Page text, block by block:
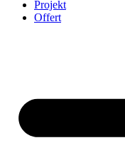
Projekt
Offert